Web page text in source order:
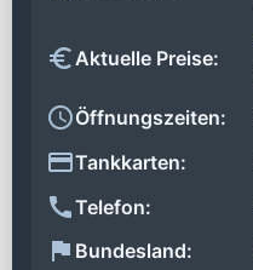
Aktuelle Preise:
Öffnungszeiten:
Tankkarten:
Telefon:
Bundesland: